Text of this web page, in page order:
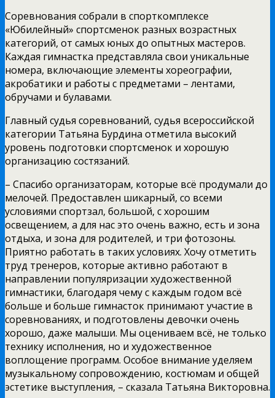
Соревнования собрали в спорткомплексе
«Юбилейный» спортсменок разных возрастных
категорий, от самых юных до опытных мастеров.
Каждая гимнастка представляла свои уникальные
номера, включающие элементы хореографии,
акробатики и работы с предметами – лентами,
обручами и булавами.
Главный судья соревнований, судья всероссийской
категории Татьяна Бурдина отметила высокий
уровень подготовки спортсменок и хорошую
организацию состязаний.
– Спасибо организаторам, которые всё продумали до
мелочей. Предоставлен шикарный, со всеми
условиями спортзал, большой, с хорошим
освещением, а для нас это очень важно, есть и зона
отдыха, и зона для родителей, и три фотозоны.
Приятно работать в таких условиях. Хочу отметить
труд тренеров, которые активно работают в
направлении популяризации художественной
гимнастики, благодаря чему с каждым годом всё
больше и больше гимнасток принимают участие в
соревнованиях, и подготовлены девочки очень
хорошо, даже малыши. Мы оцениваем всё, не только
технику исполнения, но и художественное
воплощение программ. Особое внимание уделяем
музыкальному сопровождению, костюмам и общей
эстетике выступления, – сказала Татьяна Викторовна.